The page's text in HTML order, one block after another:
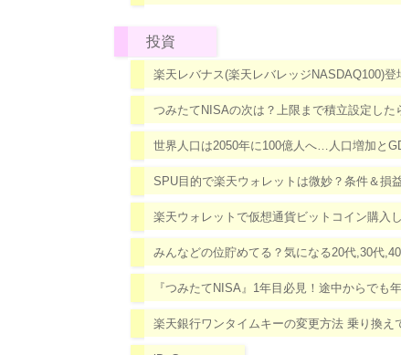
投資
楽天レバナス(楽天レバレッジNASDAQ100)
つみたてNISAの次は？上限まで積立設定した
世界人口は2050年に100億人へ…人口増加と
SPU目的で楽天ウォレットは微妙？条件＆損
楽天ウォレットで仮想通貨ビットコイン購入
みんなどの位貯めてる？気になる20代,30代
『つみたてNISA』1年目必見！途中からでも
楽天銀行ワンタイムキーの変更方法 乗り換え